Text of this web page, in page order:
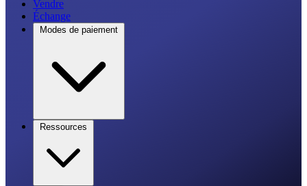
Vendre
Échange
Modes de paiement
Ressources